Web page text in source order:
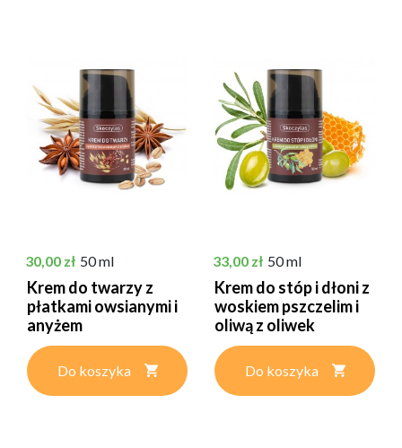
Cena
30,00 zł 50 ml
Krem do twarzy z
płatkami owsianymi i
anyżem
Do koszyka
Cena
33,00 zł 50 ml
Krem do stóp i dłoni z
woskiem pszczelim i
oliwą z oliwek
Do koszyka